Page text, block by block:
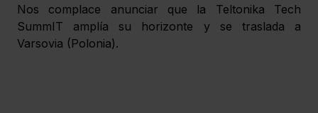
Nos complace anunciar que la Teltonika Tech
SummIT amplía su horizonte y se traslada a
Varsovia (Polonia).